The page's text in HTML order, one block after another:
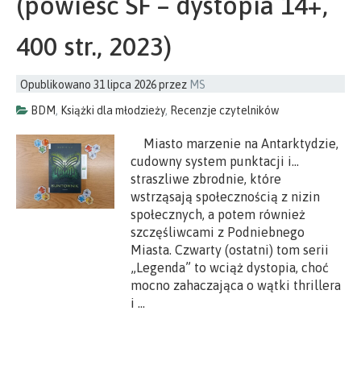
400 str., 2023)
Opublikowano 31 lipca 2026przez MS
BDM, Książki dla młodzieży, Recenzje czytelników
Miasto marzenie na Antarktydzie,
cudowny system punktacji i…
straszliwe zbrodnie, które
wstrząsają społecznością z nizin
społecznych, a potem również
szczęśliwcami z Podniebnego
Miasta. Czwarty (ostatni) tom serii
„Legenda” to wciąż dystopia, choć
mocno zahaczająca o wątki thrillera
i …